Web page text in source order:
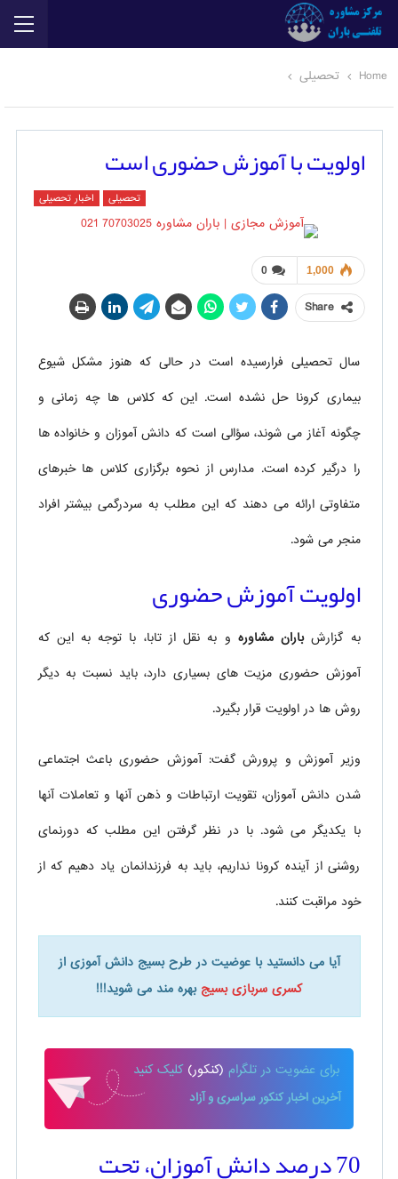
Home تحصیلی
اولویت با آموزش حضوری است
تحصیلی اخبار تحصیلی
0 1,000
Share
سال تحصیلی فرارسیده است در حالی که هنوز مشکل شیوع
بیماری کرونا حل نشده است. این که کلاس ها چه زمانی و
چگونه آغاز می شوند، سؤالی است که دانش آموزان و خانواده ها
را درگیر کرده است. مدارس از نحوه برگزاری کلاس ها خبرهای
متفاوتی ارائه می دهند که این مطلب به سردرگمی بیشتر افراد
منجر می شود.
اولویت آموزش حضوری
به گزارشباران مشاوره و به نقل از تابا، با توجه به این که
آموزش حضوری مزیت های بسیاری دارد، باید نسبت به دیگر
روش ها در اولویت قرار بگیرد.
وزیر آموزش و پرورش گفت: آموزش حضوری باعث اجتماعی
شدن دانش آموزان، تقویت ارتباطات و ذهن آنها و تعاملات آنها
با یکدیگر می شود. با در نظر گرفتن این مطلب که دورنمای
روشنی از آینده کرونا نداریم، باید به فرزندانمان یاد دهیم که از
خود مراقبت کنند.
آیا می دانستید با عوضیت در طرح بسیج دانش آموزی از
کسری سربازی بسیج بهره مند می شوید!!!
برای عضویت در تلگرام (کنکور) کلیک کنید
آخرین اخبار کنکور سراسری و آزاد
70 درصد دانش آموزان، تحت